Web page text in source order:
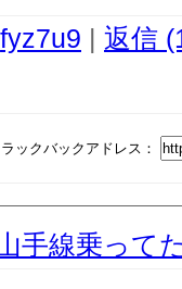
fyz7u9 返信
ックバックアドレス：
手線乗って